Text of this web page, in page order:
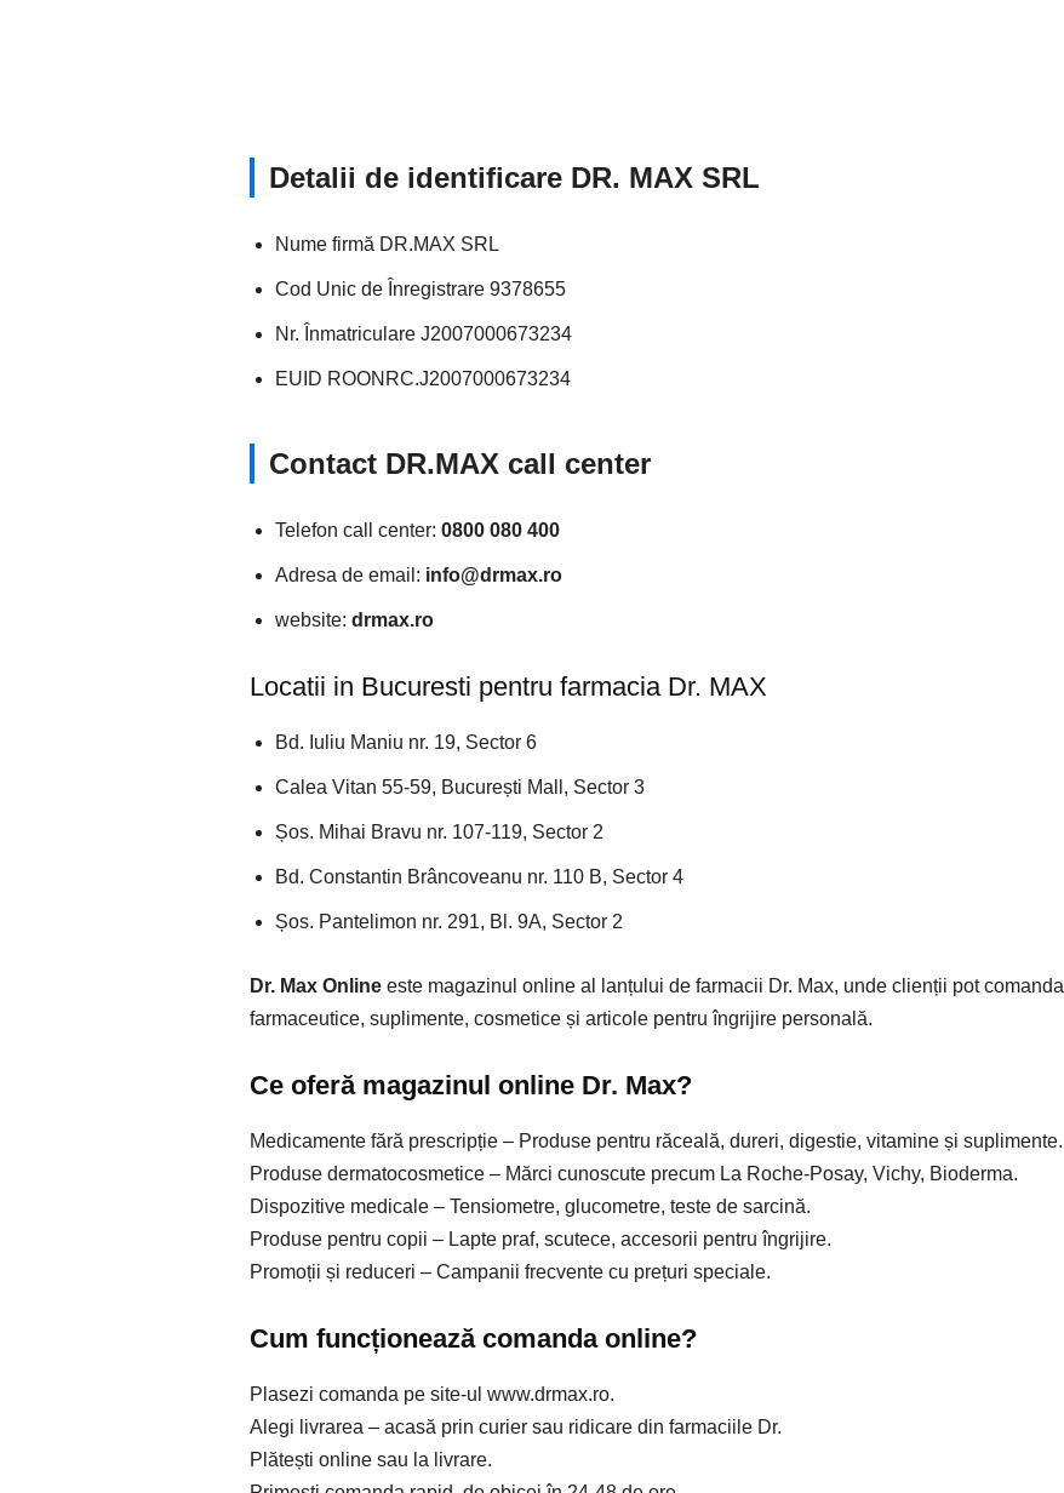
Detalii de identificare DR. MAX SRL
Nume firmă DR.MAX SRL
Cod Unic de Înregistrare 9378655
Nr. Înmatriculare J2007000673234
EUID ROONRC.J2007000673234
Contact DR.MAX call center
Telefon call center: 0800 080 400
Adresa de email: info@drmax.ro
website: drmax.ro
Locatii in Bucuresti pentru farmacia Dr. MAX
Bd. Iuliu Maniu nr. 19, Sector 6
Calea Vitan 55-59, București Mall, Sector 3
Șos. Mihai Bravu nr. 107-119, Sector 2
Bd. Constantin Brâncoveanu nr. 110 B, Sector 4
Șos. Pantelimon nr. 291, Bl. 9A, Sector 2
Dr. Max Online este magazinul online al lanțului de farmacii Dr. Max, unde clienții pot
farmaceutice, suplimente, cosmetice și articole pentru îngrijire personală.
Ce oferă magazinul online Dr. Max?
Medicamente fără prescripție – Produse pentru răceală, dureri, digestie, vitamine și suplimente.
Produse dermatocosmetice – Mărci cunoscute precum La Roche-Posay, Vichy, Bioderma.
Dispozitive medicale – Tensiometre, glucometre, teste de sarcină.
Produse pentru copii – Lapte praf, scutece, accesorii pentru îngrijire.
Promoții și reduceri – Campanii frecvente cu prețuri speciale.
Cum funcționează comanda online?
Plasezi comanda pe site-ul www.drmax.ro.
Alegi livrarea – acasă prin curier sau ridicare din farmaciile Dr.
Plătești online sau la livrare.